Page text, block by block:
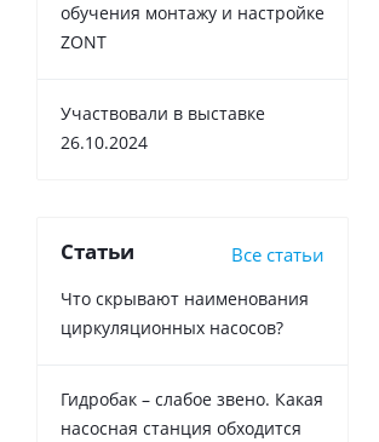
обучения монтажу и настройке
ZONT
Участвовали в выставке
26.10.2024
Статьи Все статьи
Что скрывают наименования
циркуляционных насосов?
Гидробак – слабое звено. Какая
насосная станция обходится